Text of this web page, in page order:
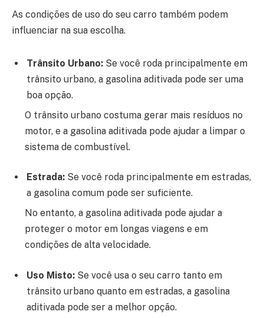
As condições de uso do seu carro também podem
influenciar na sua escolha.
Trânsito Urbano: Se você roda principalmente em
trânsito urbano, a gasolina aditivada pode ser uma
boa opção.
O trânsito urbano costuma gerar mais resíduos no
motor, e a gasolina aditivada pode ajudar a limpar o
sistema de combustível.
Estrada: Se você roda principalmente em estradas,
a gasolina comum pode ser suficiente.
No entanto, a gasolina aditivada pode ajudar a
proteger o motor em longas viagens e em
condições de alta velocidade.
Uso Misto: Se você usa o seu carro tanto em
trânsito urbano quanto em estradas, a gasolina
aditivada pode ser a melhor opção.